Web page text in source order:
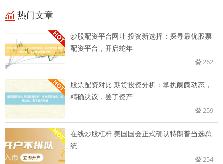
热门文章
炒股配资平台网址 投资新选择：探寻最优股票
配资平台，开启蛇年
262
股票配资对比 期货投资分析：掌执阛阓动态，
精确决议，罢了资产
259
在线炒股杠杆 美国国会正式确认特朗普当选总
统
254